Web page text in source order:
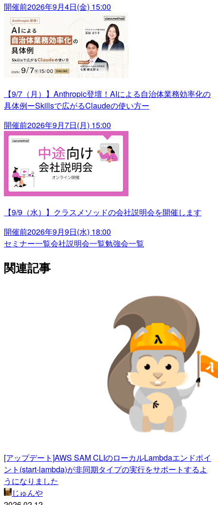
開催前2026年9月4日(金) 15:00
【9/7（月）】Anthropic登壇！AIによる自治体業務効率化の
具体例ーSkillsで広がるClaudeの使い方ー
開催前2026年9月7日(月) 15:00
【9/9（水）】クラスメソッドの会社説明会を開催します
開催前2026年9月9日(水) 18:00
セミナー一覧会社説明会一覧勉強会一覧
関連記事
[アップデート]AWS SAM CLIのローカルLambdaエンドポイ
ント(start-lambda)が非同期タイプの実行をサポートするよ
うになりました
じゅんや